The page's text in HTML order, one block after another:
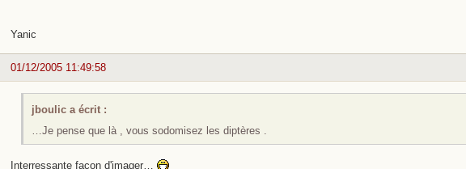
Yanic
01/12/2005 11:49:58
jboulic a écrit :
…Je pense que là , vous sodomisez les diptères .
Interressante façon d'imager…